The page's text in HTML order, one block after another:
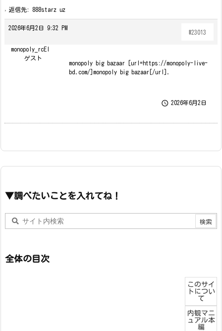
› 返信先: 888starz uz
2026年6月2日 9:32 PM
#23013
monopoly_rcEl
ゲスト
monopoly big bazaar [url=https://monopoly-live-
bd.com/]monopoly big bazaar[/url].
 2026年6月2日
▼調べたいことを入れてね！
全体の目次
このサイ
トについ
て
内観マニ
ュアル本
編